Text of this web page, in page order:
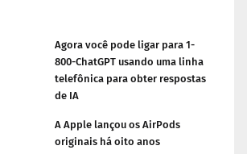
Agora você pode ligar para 1-
800-ChatGPT usando uma linha
telefônica para obter respostas
de IA
A Apple lançou os AirPods
originais há oito anos